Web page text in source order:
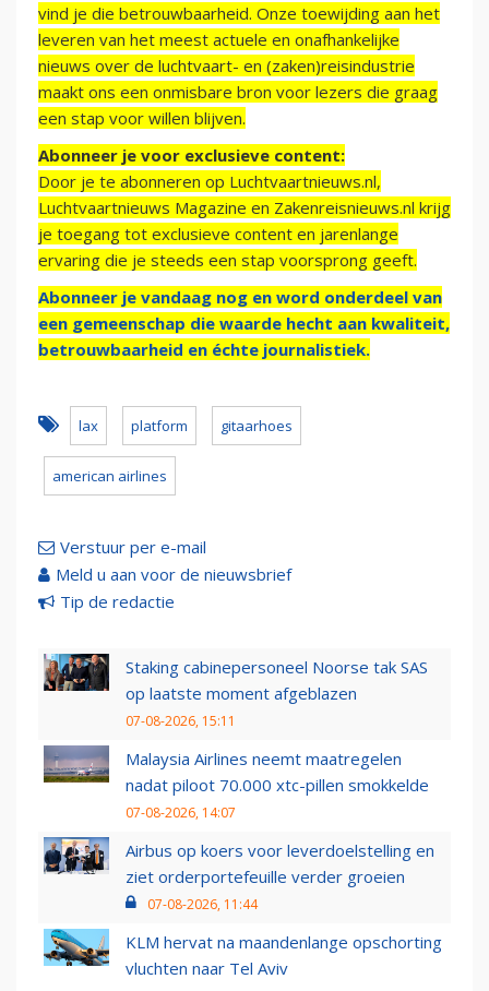
vind je die betrouwbaarheid. Onze toewijding aan het
leveren van het meest actuele en onafhankelijke
nieuws over de luchtvaart- en (zaken)reisindustrie
maakt ons een onmisbare bron voor lezers die graag
een stap voor willen blijven.
Abonneer je voor exclusieve content:
Door je te abonneren op Luchtvaartnieuws.nl,
Luchtvaartnieuws Magazine en Zakenreisnieuws.nl krijg
je toegang tot exclusieve content en jarenlange
ervaring die je steeds een stap voorsprong geeft.
Abonneer je vandaag nog en word onderdeel van
een gemeenschap die waarde hecht aan kwaliteit,
betrouwbaarheid en échte journalistiek.
lax platform gitaarhoes
american airlines
Verstuur per e-mail
Meld u aan voor de nieuwsbrief
Tip de redactie
Staking cabinepersoneel Noorse tak SAS
op laatste moment afgeblazen
07-08-2026, 15:11
Malaysia Airlines neemt maatregelen
nadat piloot 70.000 xtc-pillen smokkelde
07-08-2026, 14:07
Airbus op koers voor leverdoelstelling en
ziet orderportefeuille verder groeien
07-08-2026, 11:44
KLM hervat na maandenlange opschorting
vluchten naar Tel Aviv